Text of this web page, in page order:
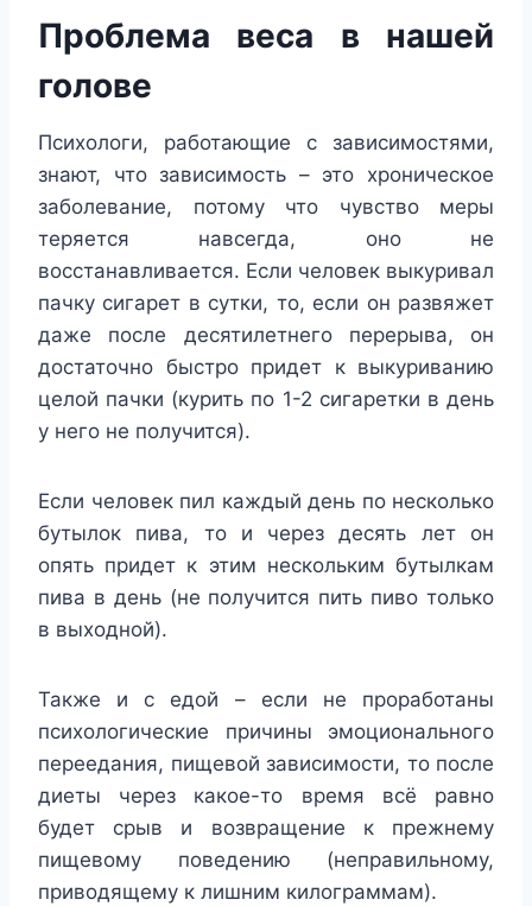
Проблема веса в нашей
голове
Психологи, работающие с зависимостями,
знают, что зависимость – это хроническое
заболевание, потому что чувство меры
теряется навсегда, оно не
восстанавливается. Если человек выкуривал
пачку сигарет в сутки, то, если он развяжет
даже после десятилетнего перерыва, он
достаточно быстро придет к выкуриванию
целой пачки (курить по 1-2 сигаретки в день
у него не получится).
Если человек пил каждый день по несколько
бутылок пива, то и через десять лет он
опять придет к этим нескольким бутылкам
пива в день (не получится пить пиво только
в выходной).
Также и с едой – если не проработаны
психологические причины эмоционального
переедания, пищевой зависимости, то после
диеты через какое-то время всё равно
будет срыв и возвращение к прежнему
пищевому поведению (неправильному,
приводящему к лишним килограммам).